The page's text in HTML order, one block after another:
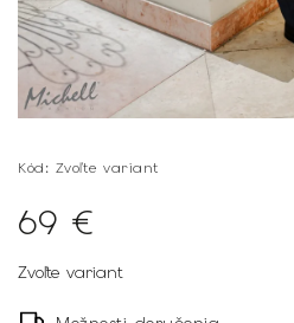
Kód: Zvoľte variant
69 €
Zvoľte variant